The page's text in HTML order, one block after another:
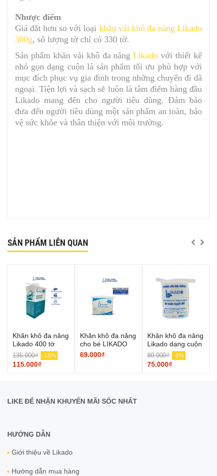
Nhược điểm
Giá đắt hơn so với loại khăn vải khô đa năng Likado
300g, số lượng tờ chỉ có 330 tờ.
Sản phẩm khăn vải khô đa năngLikadovới thiết kế
nhỏ gọn dạng cuộn là sản phẩm tối ưu phù hợp với
mục đích phục vụ gia đình trong những chuyến đi dã
ngoại. Tiện lợi và sạch sẽ luôn là tâm điểm hàng đầu
Likado mang đến cho người tiêu dùng. Đảm bảo
đưa đến người tiêu dùng một sản phẩm an toàn, bảo
vệ sức khỏe và thân thiện với môi trường.
SẢN PHẨM LIÊN QUAN
Khăn khô đa năng
Likado 400 tờ
100% cotton kích
thước 15*20cm
135.000₫ -15%
115.000₫
Khăn khô đa năng
cho bé LIKADO
600g (15x20)
69.000₫
Khăn khô đa năng
Likado dạng cuộn
lớn
80.000₫ -6%
75.000₫
LIKE ĐỂ NHẬN KHUYẾN MÃI SỐC NHẤT
HƯỚNG DẪN
Giới thiệu về Likado
Hướng dẫn mua hàng